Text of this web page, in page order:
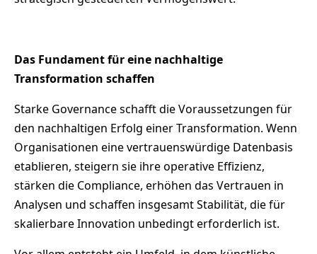
Das Fundament für eine nachhaltige
Transformation schaffen
Starke Governance schafft die Voraussetzungen für
den nachhaltigen Erfolg einer Transformation. Wenn
Organisationen eine vertrauenswürdige Datenbasis
etablieren, steigern sie ihre operative Effizienz,
stärken die Compliance, erhöhen das Vertrauen in
Analysen und schaffen insgesamt Stabilität, die für
skalierbare Innovation unbedingt erforderlich ist.